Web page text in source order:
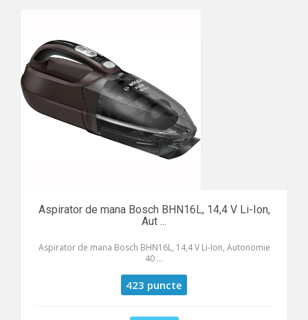
Aspirator de mana Bosch BHN16L, 14,4 V Li-Ion,
Aut ...
Aspirator de mana Bosch BHN16L, 14,4 V Li-Ion, Autonomie
40 ...
423 puncte